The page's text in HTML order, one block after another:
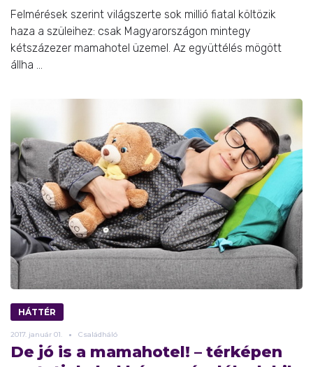
Felmérések szerint világszerte sok millió fiatal költözik
haza a szüleihez: csak Magyarországon mintegy
kétszázezer mamahotel üzemel. Az együttélés mögött
állha ...
HÁTTÉR
2017. január 01. Családháló
De jó is a mamahotel! – térképen